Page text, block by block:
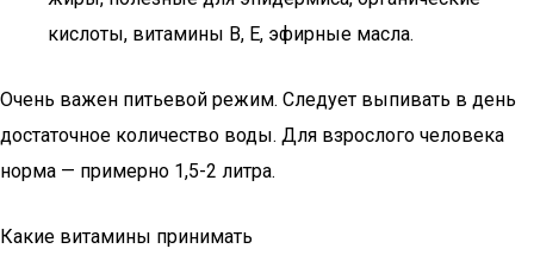
кислоты, витамины В, Е, эфирные масла.
Очень важен питьевой режим. Следует выпивать в день
достаточное количество воды. Для взрослого человека
норма — примерно 1,5-2 литра.
Какие витамины принимать